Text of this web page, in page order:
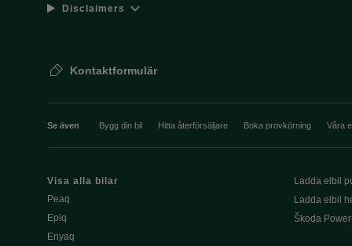
Disclaimers
Kontaktformulär
Se även Bygg din bil Hitta återförsäljare Boka provkörning Våra
Visa alla bilar
Peaq
Epiq
Enyaq
Ladda elbil
Ladda elbil
Škoda